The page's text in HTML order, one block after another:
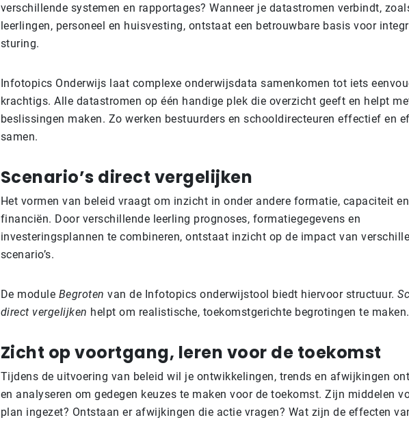
verschillende systemen en rapportages? Wanneer je datastromen verbindt,
leerlingen, personeel en huisvesting, ontstaat een betrouwbare basis voor
sturing.
Infotopics Onderwijs laat complexe onderwijsdata samenkomen tot iets
krachtigs. Alle datastromen op één handige plek die overzicht geeft en helpt
beslissingen maken. Zo werken bestuurders en schooldirecteuren effectief en
samen.
Scenario’s direct vergelijken
Het vormen van beleid vraagt om inzicht in onder andere formatie, capaciteit en
financiën. Door verschillende leerling prognoses, formatiegegevens en
investeringsplannen te combineren, ontstaat inzicht op de impact van
scenario’s.
De module Begroten van de Infotopics onderwijstool biedt hiervoor structuur.
direct vergelijken helpt om realistische, toekomstgerichte begrotingen te maken.
Zicht op voortgang, leren voor de toekomst
Tijdens de uitvoering van beleid wil je ontwikkelingen, trends en afwijkingen
en analyseren om gedegen keuzes te maken voor de toekomst. Zijn middelen
plan ingezet? Ontstaan er afwijkingen die actie vragen? Wat zijn de effecten